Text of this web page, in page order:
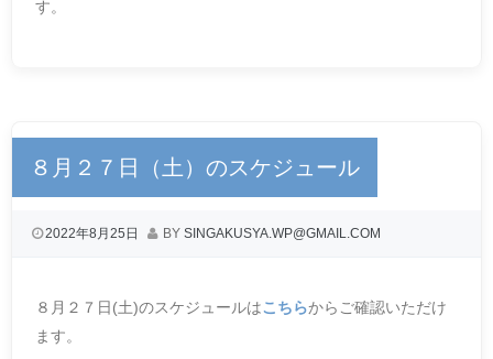
す。
８月２７日（土）のスケジュール
2022年8月25日 BY SINGAKUSYA.WP@GMAIL.COM
８月２７日(土)のスケジュールはこちらからご確認いただけ
ます。